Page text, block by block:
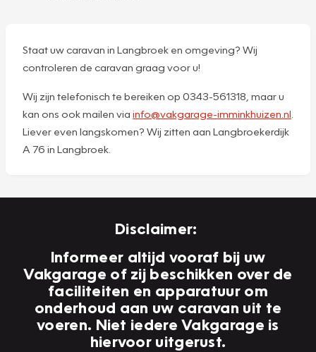
Staat uw caravan in Langbroek en omgeving? Wij
controleren de caravan graag voor u!
Wij zijn telefonisch te bereiken op 0343-561318, maar u
kan ons ook mailen via info@vakgarage-imminkhuizen.nl
Liever even langskomen? Wij zitten aan Langbroekerdijk
A 76 in Langbroek.
Disclaimer:
Informeer altijd vooraf bij uw
Vakgarage of zij beschikken over de
faciliteiten en apparatuur om
onderhoud aan uw caravan uit te
voeren. Niet iedere Vakgarage is
hiervoor uitgerust.